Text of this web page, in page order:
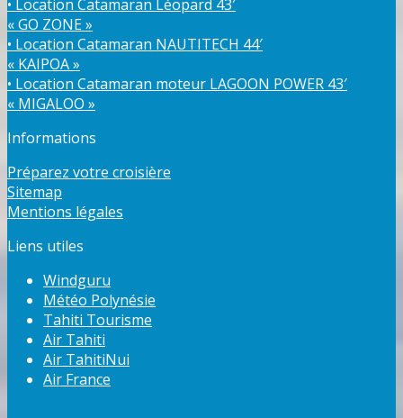
• Location Catamaran Léopard 43′
« GO ZONE »
• Location Catamaran NAUTITECH 44′
« KAIPOA »
• Location Catamaran moteur LAGOON POWER 43′
« MIGALOO »
Informations
Préparez votre croisière
Sitemap
Mentions légales
Liens utiles
Windguru
Météo Polynésie
Tahiti Tourisme
Air Tahiti
Air TahitiNui
Air France